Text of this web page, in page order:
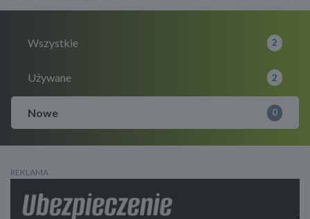
Wszystkie 2
Używane 2
Nowe 0
REKLAMA